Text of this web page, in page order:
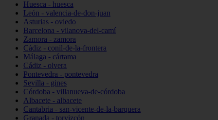
Huesca - huesca
León - valencia-de-don-juan
Asturias - oviedo
Barcelona - vilanova-del-camí
Zamora - zamora
Cádiz - conil-de-la-frontera
Málaga - cártama
Cádiz - olvera
Pontevedra - pontevedra
Sevilla - gines
Córdoba - villanueva-de-córdoba
Albacete - albacete
Cantabria - san-vicente-de-la-barquera
Granada - torvizcón